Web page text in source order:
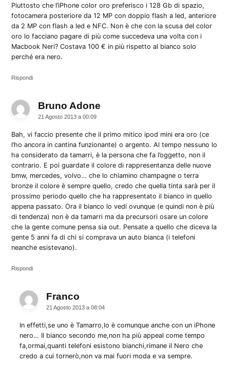
Piuttosto che l’iPhone color oro preferisco i 128 Gb di spazio,
fotocamera posteriore da 12 MP con doppio flash a led, anteriore
da 2 MP con flash a led e NFC. Non è che con la scusa del color
oro lo facciano pagare di più come succedeva una volta con i
Macbook Neri? Costava 100 € in più rispetto al bianco solo
perché era nero.
Rispondi
Bruno Adone
21 Agosto 2013 a 00:09
Bah, vi faccio presente che il primo mitico ipod mini era oro (ce
l’ho ancora in cantina funzionante) o argento. Al tempo nessuno lo
ha considerato da tamarri, è la persona che fa l’oggetto, non il
contrario. E poi guardate il colore di rappresentanza delle nuove
bmw, mercedes, volvo… che lo chiamino champagne o terra
bronze il colore è sempre quello, credo che quella tinta sarà per il
prossimo periodo quello che ha rappresentato il bianco in quello
appena passato. Ora il bianco lo vedi ovunque (e quindi non è più
di tendenza) non è da tamarri ma da precursori osare un colore
che la gente comune pensa sia out. Pensate a quello che diceva la
gente 5 anni fa di chi si comprava un auto bianca (i telefoni
neanche esistevano).
Rispondi
Franco
21 Agosto 2013 a 08:04
In effetti,se uno è Tamarro,lo è comunque anche con un iPhone
nero… Il bianco secondo me,non ha più appeal come tempo
fa,ormai,quanti telefoni esistono bianchi,rimane il Nero che
credo a cui tornerò,non va mai fuori moda e va sempre.